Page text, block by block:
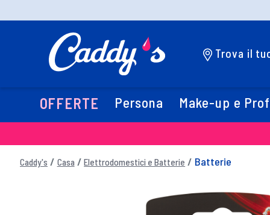
Trova il
OFFERTE Persona Make-up e
Caddy's Casa Elettrodomestici e Batterie Batterie